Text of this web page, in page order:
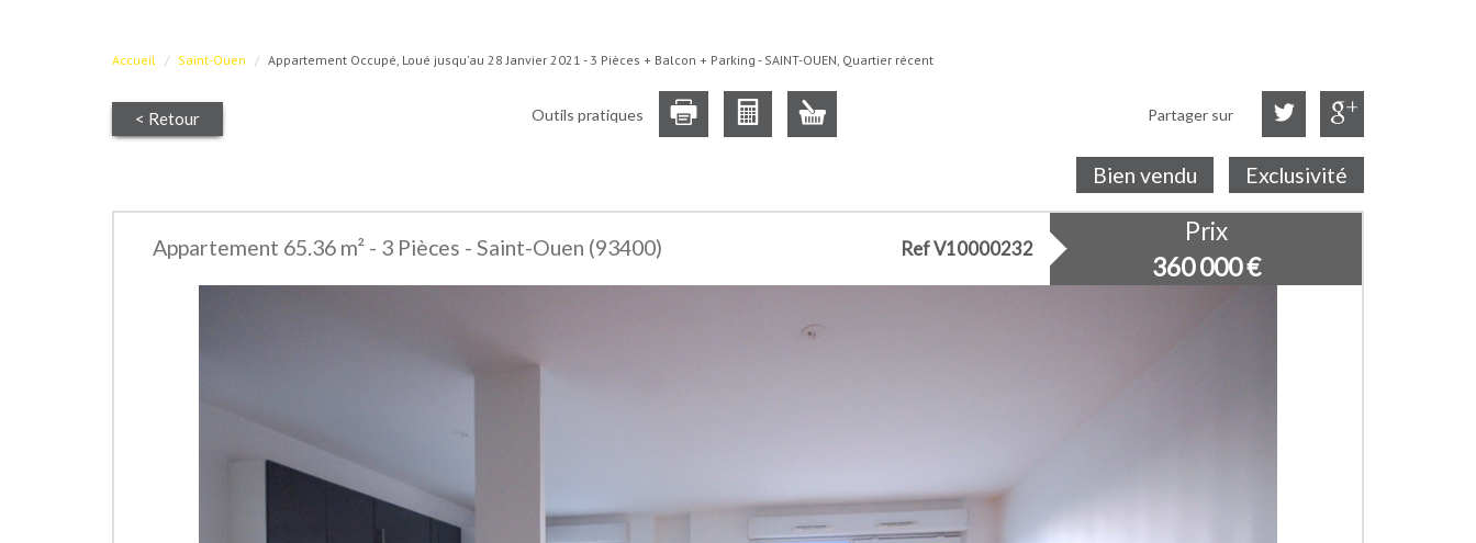
Accueil Saint-Ouen Appartement Occupé, Loué jusqu'au 28 Janvier 2021 - 3 Pièces + Balcon + Parking - SAINT-OUEN, Quartier récent
< Retour Outils pratiques Partager sur
Bien vendu Exclusivité
Appartement 65.36 m² - 3 Pièces - Saint-Ouen (93400) Ref V10000232
Prix
360 000€